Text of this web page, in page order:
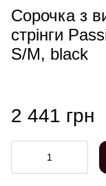
Сорочка з
стрінги
S/M, black
2 441 грн